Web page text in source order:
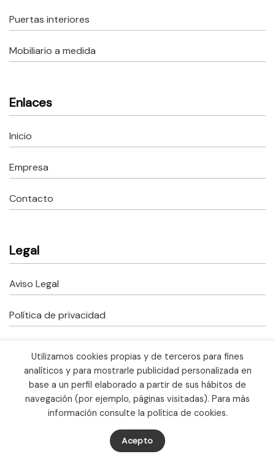
Puertas interiores
Mobiliario a medida
Enlaces
Inicio
Empresa
Contacto
Legal
Aviso Legal
Política de privacidad
Copyright © 2023 Fusteria Correcher.
Todos los derechos reservados.Ayudas Kit Digital
Made with ♥ by
Utilizamos cookies propias y de terceros para fines
analíticos y para mostrarle publicidad personalizada en
base a un perfil elaborado a partir de sus hábitos de
navegación (por ejemplo, páginas visitadas). Para más
información consulte la política de cookies.
Acepto